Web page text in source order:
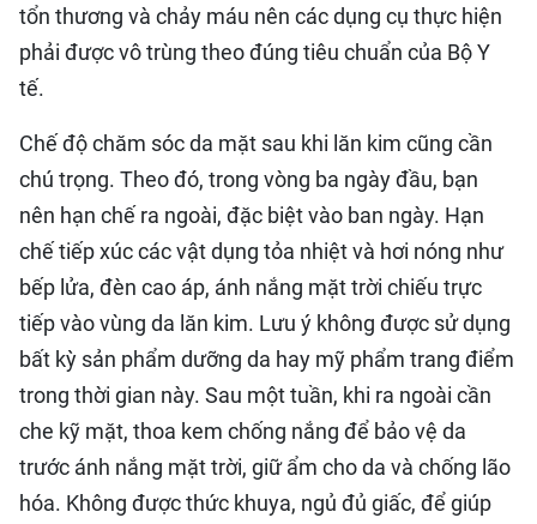
tổn thương và chảy máu nên các dụng cụ thực hiện
phải được vô trùng theo đúng tiêu chuẩn của Bộ Y
tế.
Chế độ chăm sóc da mặt sau khi lăn kim cũng cần
chú trọng. Theo đó, trong vòng ba ngày đầu, bạn
nên hạn chế ra ngoài, đặc biệt vào ban ngày. Hạn
chế tiếp xúc các vật dụng tỏa nhiệt và hơi nóng như
bếp lửa, đèn cao áp, ánh nắng mặt trời chiếu trực
tiếp vào vùng da lăn kim. Lưu ý không được sử dụng
bất kỳ sản phẩm dưỡng da hay mỹ phẩm trang điểm
trong thời gian này. Sau một tuần, khi ra ngoài cần
che kỹ mặt, thoa kem chống nắng để bảo vệ da
trước ánh nắng mặt trời, giữ ẩm cho da và chống lão
hóa. Không được thức khuya, ngủ đủ giấc, để giúp